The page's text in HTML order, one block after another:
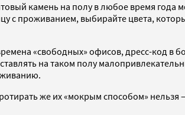
камень на полу в любое время года
с проживанием, выбирайте цвета,
«свободных» офисов, дресс-код в
на таком полу
же их «мокрым способом» нельзя